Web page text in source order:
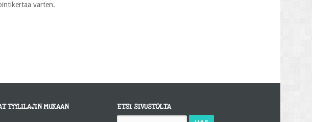
varten.
TYYLILAJIN MUKAAN ETSI SIVUSTOLTA